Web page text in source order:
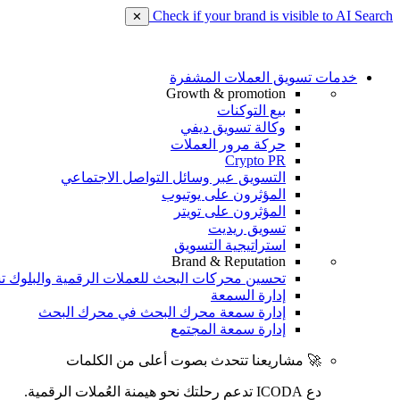
Check if your brand is visible to AI Search
✕
خدمات تسويق العملات المشفرة
Growth & promotion
بيع التوكنات
وكالة تسويق ديفي
حركة مرور العملات
Crypto PR
التسويق عبر وسائل التواصل الاجتماعي
المؤثرون على يوتيوب
المؤثرون على تويتر
تسويق ريديت
استراتيجية التسويق
Brand & Reputation
تحسين محركات البحث للعملات الرقمية والبلوك
إدارة السمعة
إدارة سمعة محرك البحث في محرك البحث
إدارة سمعة المجتمع
🚀 مشاريعنا تتحدث بصوت أعلى من الكلمات
دع ICODA تدعم رحلتك نحو هيمنة العُملات الرقمية.